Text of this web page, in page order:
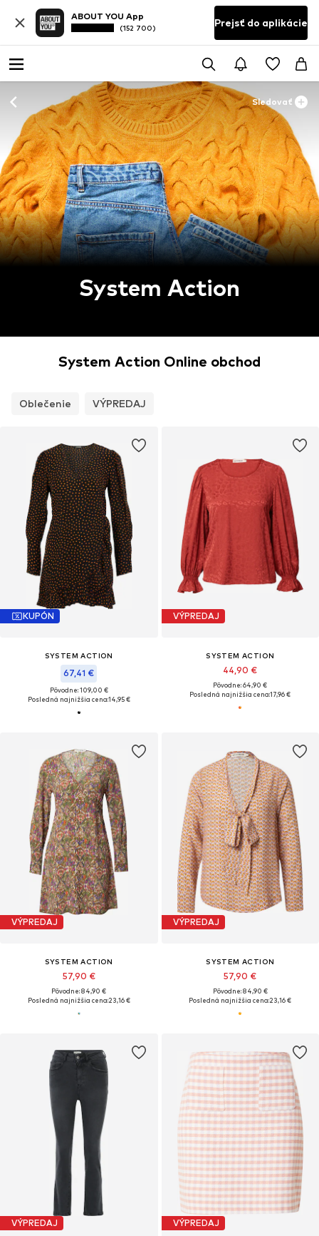
ABOUT YOU App
(152 700) Prejsť do aplikácie
Sledovať
System Action
System Action Online obchod
Oblečenie VÝPREDAJ
KUPÓN
SYSTEM ACTION
67,41 €
Pôvodne: 109,00 €
Posledná najnižšia cena:14,95 €
VÝPREDAJ
SYSTEM ACTION
44,90 €
Pôvodne: 64,90 €
Posledná najnižšia cena:17,96 €
VÝPREDAJ
SYSTEM ACTION
57,90 €
Pôvodne: 84,90 €
Posledná najnižšia cena:23,16 €
VÝPREDAJ
SYSTEM ACTION
57,90 €
Pôvodne: 84,90 €
Posledná najnižšia cena:23,16 €
VÝPREDAJ VÝPREDAJ